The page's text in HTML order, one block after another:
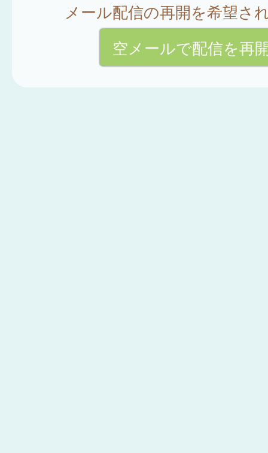
メール配信の再開を希望さ
空メールで配信を再